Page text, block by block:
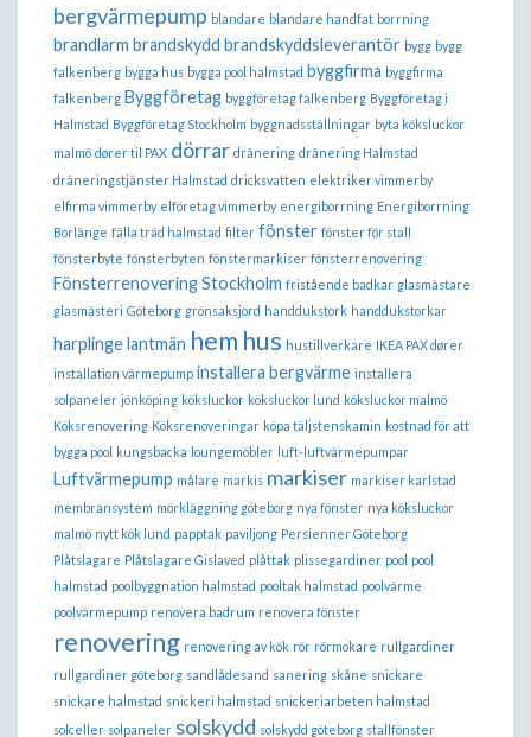
bergvärmepump blandare blandare handfat borrning
brandlarm brandskydd brandskyddsleverantör bygg bygg
falkenberg bygga hus bygga pool halmstad byggfirma byggfirma
falkenberg Byggföretag byggföretag falkenberg Byggföretag i
Halmstad Byggföretag Stockholm byggnadsställningar byta köksluckor
malmö dører til PAX dörrar dränering dränering Halmstad
dräneringstjänster Halmstad dricksvatten elektriker vimmerby
elfirma vimmerby elföretag vimmerby energiborrning Energiborrning
Borlänge fälla träd halmstad filter fönster fönster för stall
fönsterbyte fönsterbyten fönstermarkiser fönsterrenovering
Fönsterrenovering Stockholm fristående badkar glasmästare
glasmästeri Göteborg grönsaksjord handdukstork handdukstorkar
harplinge lantmän hem hus hustillverkare IKEA PAX dører
installation värmepump installera bergvärme installera
solpaneler jönköping köksluckor köksluckor lund köksluckor malmö
Köksrenovering Köksrenoveringar köpa täljstenskamin kostnad för att
bygga pool
kungsbacka loungemöbler luft-luftvärmepumpar
Luftvärmepump målare markis markiser markiser karlstad
membransystem mörkläggning göteborg nya fönster nya köksluckor
malmö nytt kök lund papptak paviljong Persienner Göteborg
Plåtslagare Plåtslagare Gislaved plåttak plissegardiner pool pool
halmstad poolbyggnation halmstad pooltak halmstad poolvärme
poolvärmepump renovera badrum renovera fönster
renovering renovering av kök rör rörmokare rullgardiner
rullgardiner göteborg sandlådesand sanering skåne snickare
snickare halmstad snickeri halmstad snickeriarbeten halmstad
solceller solpaneler solskydd solskydd göteborg stallfönster